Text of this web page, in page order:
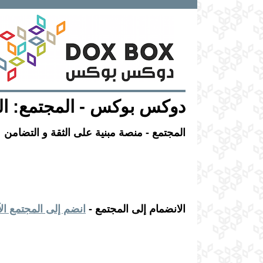
دوكس بوكس - المجتمع:
المجتمع - منصة مبنية على الثقة و التضامن
الانضمام إلى المجتمع - انضم إلى المجتمع